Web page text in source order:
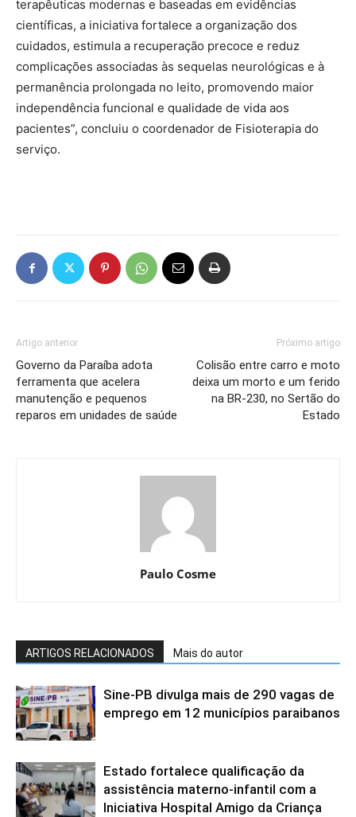
terapêuticas modernas e baseadas em evidências
científicas, a iniciativa fortalece a organização dos
cuidados, estimula a recuperação precoce e reduz
complicações associadas às sequelas neurológicas e à
permanência prolongada no leito, promovendo maior
independência funcional e qualidade de vida aos
pacientes”, concluiu o coordenador de Fisioterapia do
serviço.
Artigo anterior
Governo da Paraíba adota
ferramenta que acelera
manutenção e pequenos
reparos em unidades de saúde
Próximo artigo
Colisão entre carro e moto
deixa um morto e um ferido
na BR-230, no Sertão do
Estado
Paulo Cosme
ARTIGOS RELACIONADOS Mais do autor
Sine-PB divulga mais de 290 vagas de
emprego em 12 municípios paraibanos
Estado fortalece qualificação da
assistência materno-infantil com a
Iniciativa Hospital Amigo da Criança